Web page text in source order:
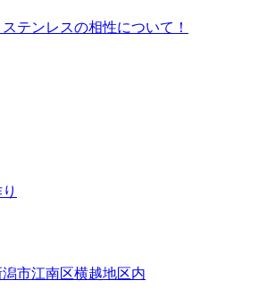
テンレスの相性について！
市江南区横越地区内